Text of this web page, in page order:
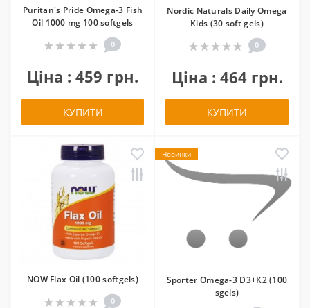
Puritan's Pride Omega-3 Fish
Oil 1000 mg 100 softgels
0
Ціна : 459 грн.
КУПИТИ
Nordic Naturals Daily Omega
Kids (30 soft gels)
0
Ціна : 464 грн.
КУПИТИ
NOW Flax Oil (100 softgels)
0
Новинки
Sporter Omega-3 D3+K2 (100
sgels)